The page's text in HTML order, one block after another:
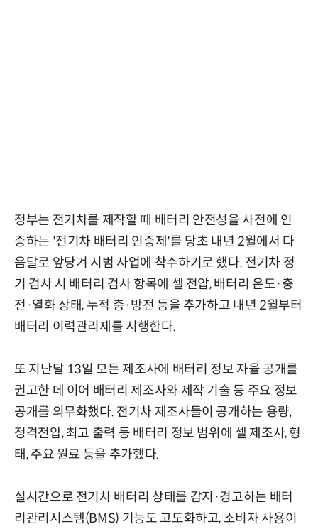
정부는 전기차를 제작할 때 배터리 안전성을 사전에 인
증하는 '전기차 배터리 인증제'를 당초 내년 2월에서 다
음달로 앞당겨 시범 사업에 착수하기로 했다. 전기차 정
기 검사 시 배터리 검사 항목에 셀 전압, 배터리 온도·충
전·열화 상태, 누적 충·방전 등을 추가하고 내년 2월부터
배터리 이력관리제를 시행한다.
또 지난달 13일 모든 제조사에 배터리 정보 자율 공개를
권고한 데 이어 배터리 제조사와 제작 기술 등 주요 정보
공개를 의무화했다. 전기차 제조사들이 공개하는 용량,
정격전압, 최고 출력 등 배터리 정보 범위에 셀 제조사, 형
태, 주요 원료 등을 추가했다.
실시간으로 전기차 배터리 상태를 감지·경고하는 배터
리관리시스템(BMS) 기능도 고도화하고, 소비자 사용이